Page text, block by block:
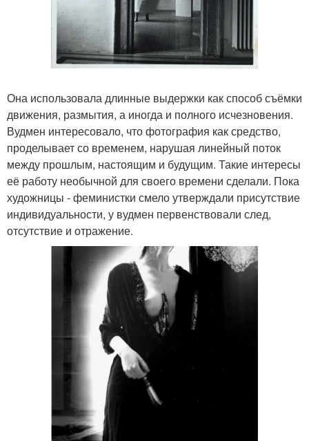
Она использовала длинные выдержки как способ съёмки
движения, размытия, а иногда и полного исчезновения.
Вудмен интересовало, что фотография как средство,
проделывает со временем, нарушая линейный поток
между прошлым, настоящим и будущим. Такие интересы
её работу необычной для своего времени сделали. Пока
художницы - феминистки смело утверждали присутствие
индивидуальности, у вудмен первенствовали след,
отсутствие и отражение.